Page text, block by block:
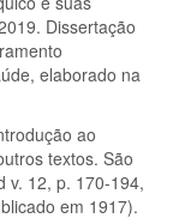
Dissertação
elaborado na
ao
textos. São
v. 12, p. 170-194,
em 1917).